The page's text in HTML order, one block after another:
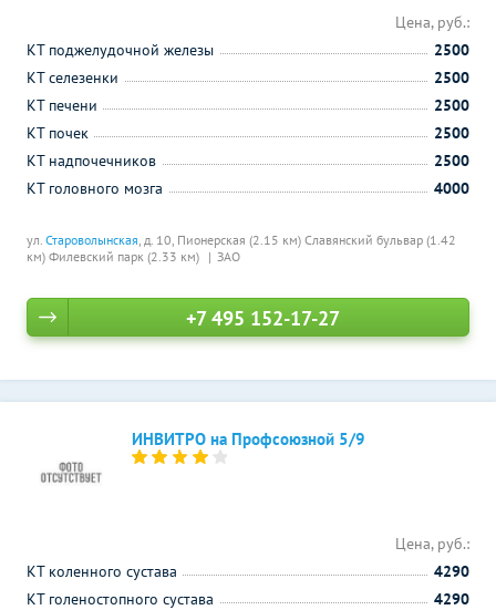
ул. Староволынская, д. 10, Пионерская (2.15 км) Славянский бульвар (1.42
км) Филевский парк (2.33 км) ЗАО
Цена, руб.:
КТ поджелудочной железы
2500
КТ селезенки
2500
КТ печени
2500
КТ почек
2500
КТ надпочечников
2500
КТ головного мозга
4000
+7 495 152-17-27
ИНВИТРО на Профсоюзной 5/9
Цена, руб.:
КТ коленного сустава
4290
КТ голеностопного сустава
4290